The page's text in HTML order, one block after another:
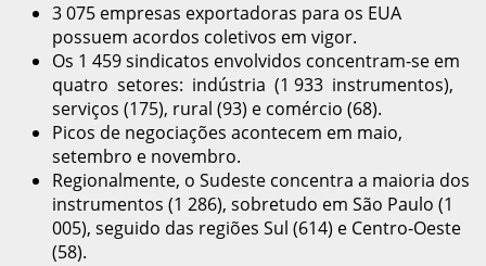
3 075 empresas exportadoras para os EUA
possuem acordos coletivos em vigor.
Os 1 459 sindicatos envolvidos concentram-se em
quatro setores: indústria (1 933 instrumentos),
serviços (175), rural (93) e comércio (68).
Picos de negociações acontecem em maio,
setembro e novembro.
Regionalmente, o Sudeste concentra a maioria dos
instrumentos (1 286), sobretudo em São Paulo (1
005), seguido das regiões Sul (614) e Centro-Oeste
(58).